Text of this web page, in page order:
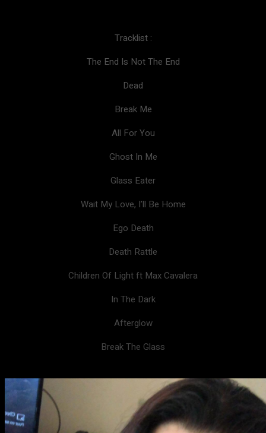
Tracklist :
The End Is Not The End
Dead
Break Me
All For You
Ghost In Me
Glass Eater
Wait My Love, I’ll Be Home
Ego Death
Death Rattle
Children Of Light ft Max Cavalera
In The Dark
Afterglow
Break The Glass